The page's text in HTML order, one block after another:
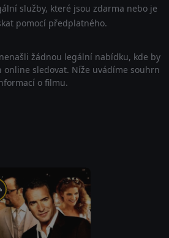
služby, které jsou zdarma nebo je
pomocí předplatného.
žádnou legální nabídku, kde by
online sledovat. Níže uvádíme souhrn
o filmu.